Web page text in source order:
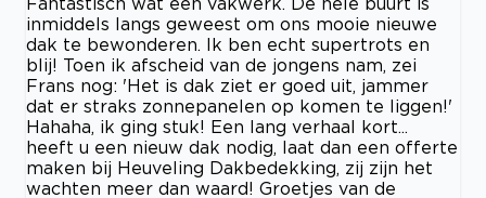
inmiddels langs geweest om ons mooie nieuwe
dak te bewonderen. Ik ben echt supertrots en
blij! Toen ik afscheid van de jongens nam, zei
Frans nog: 'Het is dak ziet er goed uit, jammer
dat er straks zonnepanelen op komen te liggen!'
Hahaha, ik ging stuk! Een lang verhaal kort...
heeft u een nieuw dak nodig, laat dan een offerte
maken bij Heuveling Dakbedekking, zij zijn het
wachten meer dan waard! Groetjes van de